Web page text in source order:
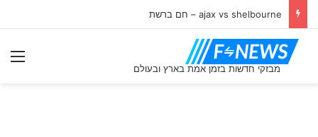
ajax vs shelbourne – חם ברשת